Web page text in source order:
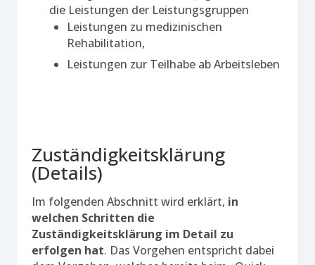
die Leistungen der Leistungsgruppen
Leistungen zu medizinischen
Rehabilitation,
Leistungen zur Teilhabe ab Arbeitsleben
Zuständigkeitsklärung
(Details)
Im folgenden Abschnitt wird erklärt, in
welchen Schritten die
Zuständigkeitsklärung im Detail zu
erfolgen hat. Das Vorgehen entspricht dabei